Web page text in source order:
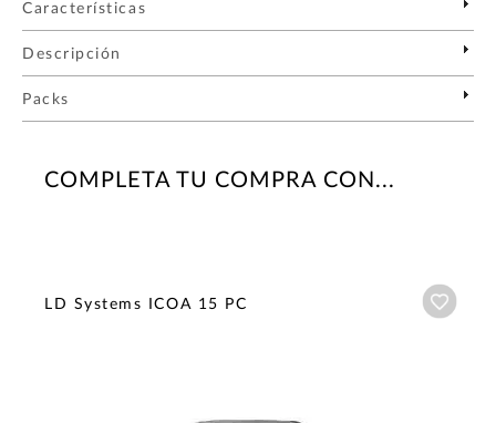
Características
Descripción
Packs
COMPLETA TU COMPRA CON...
LD Systems ICOA 15 PC